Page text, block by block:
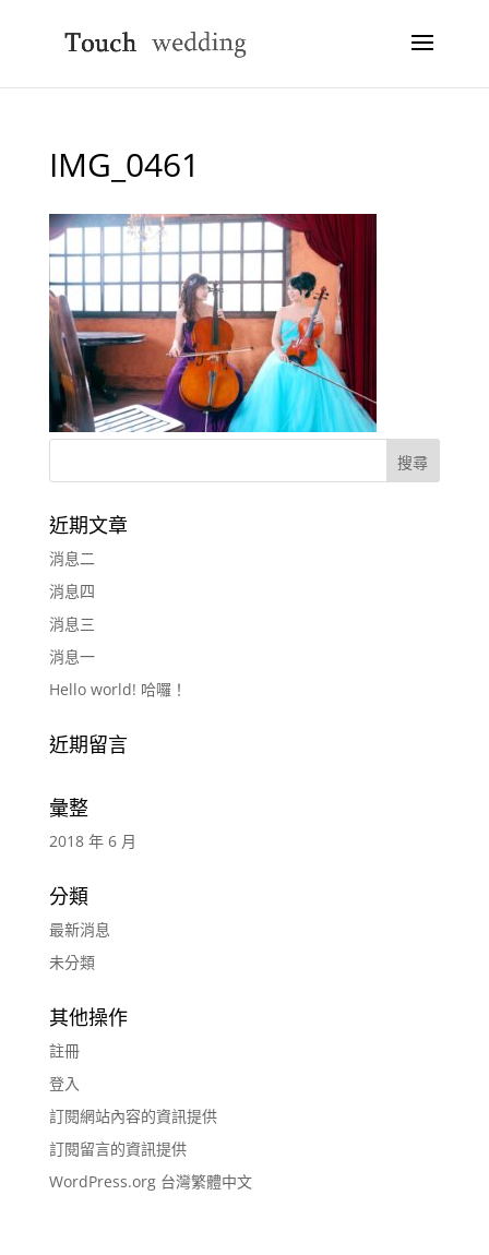
IMG_0461
近期文章
消息二
消息四
消息三
消息一
Hello world! 哈囉！
近期留言
彙整
2018 年 6 月
分類
最新消息
未分類
其他操作
註冊
登入
訂閱網站內容的資訊提供
訂閱留言的資訊提供
WordPress.org 台灣繁體中文